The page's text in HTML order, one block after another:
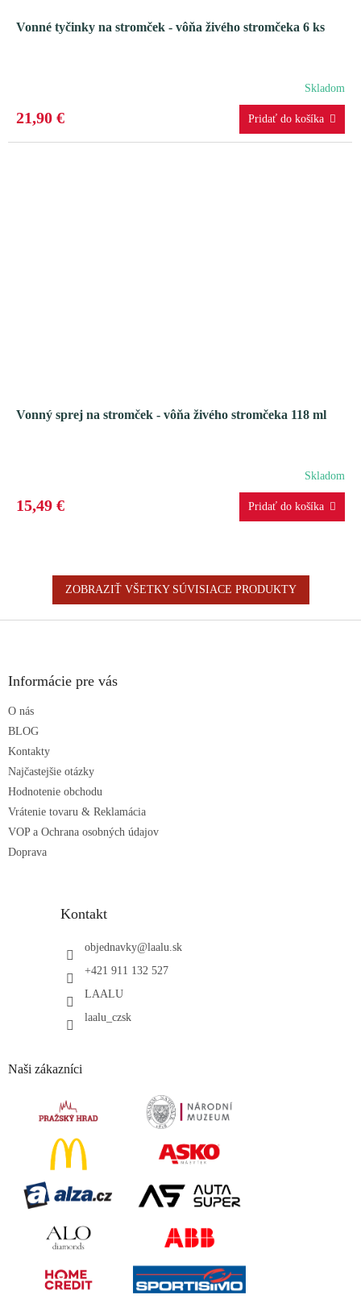
Vonné tyčinky na stromček - vôňa živého stromčeka 6 ks
Skladom
21,90 €
Vonný sprej na stromček - vôňa živého stromčeka 118 ml
Skladom
15,49 €
ZOBRAZIŤ VŠETKY SÚVISIACE PRODUKTY
Informácie pre vás
O nás
BLOG
Kontakty
Najčastejšie otázky
Hodnotenie obchodu
Vrátenie tovaru & Reklamácia
VOP a Ochrana osobných údajov
Doprava
Kontakt
objednavky@laalu.sk
+421 911 132 527
LAALU
laalu_czsk
Naši zákazníci